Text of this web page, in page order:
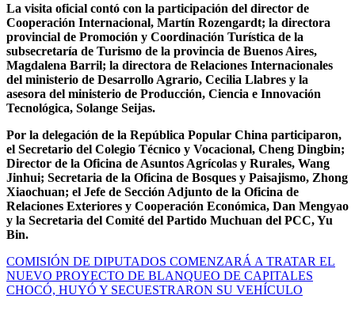
La visita oficial contó con la participación del director de
Cooperación Internacional, Martín Rozengardt; la directora
provincial de Promoción y Coordinación Turística de la
subsecretaría de Turismo de la provincia de Buenos Aires,
Magdalena Barril; la directora de Relaciones Internacionales
del ministerio de Desarrollo Agrario, Cecilia Llabres y la
asesora del ministerio de Producción, Ciencia e Innovación
Tecnológica, Solange Seijas.
Por la delegación de la República Popular China participaron,
el Secretario del Colegio Técnico y Vocacional, Cheng Dingbin;
Director de la Oficina de Asuntos Agrícolas y Rurales, Wang
Jinhui; Secretaria de la Oficina de Bosques y Paisajismo, Zhong
Xiaochuan; el Jefe de Sección Adjunto de la Oficina de
Relaciones Exteriores y Cooperación Económica, Dan Mengyao
y la Secretaria del Comité del Partido Muchuan del PCC, Yu
Bin.
Navegación
de
COMISIÓN DE DIPUTADOS COMENZARÁ A TRATAR EL
NUEVO PROYECTO DE BLANQUEO DE CAPITALES
CHOCÓ, HUYÓ Y SECUESTRARON SU VEHÍCULO